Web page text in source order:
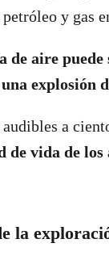
y gas
de aire
una explosión
a
de vida de
la